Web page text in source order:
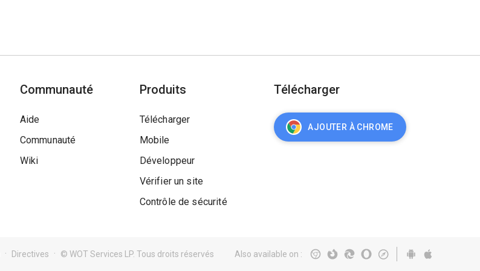
Communauté
Aide
Communauté
Wiki
Produits
Télécharger
Mobile
Développeur
Vérifier un site
Contrôle de sécurité
Télécharger
AJOUTER À CHROME
Directives © WOT Services LP. Tous droits réservés Also available on :